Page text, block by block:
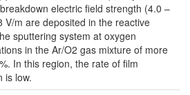
electric field strength (4.0 –
V/m are deposited in the reactive
sputtering system at oxygen
in the Ar/O2 gas mixture of more
In this region, the rate of film
is low.